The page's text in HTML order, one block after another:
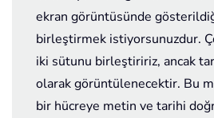
ekran görüntüsünde
birleştirmek istiyorsunuzdur.
iki sütunu birleştiririz, ancak
olarak görüntülenecektir. Bu
bir hücreye metin ve tarihi